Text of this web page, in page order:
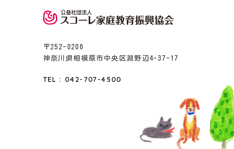
〒252-0206
神奈川県相模原市中央区淵野辺4-37-17
TEL : 042-707-4500